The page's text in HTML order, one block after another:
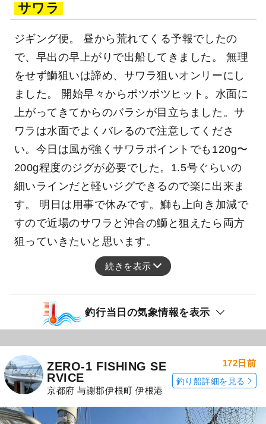
サワラ
ジギング便。 昼から荒れてくる予報でしたの
で、早出の早上がりで出船してきました。 無理
をせず鰤狙いは諦め、サワラ狙いオンリーにし
ました。 開始早々からポツポツヒット。水面に
上がってきてからのバラシが目立ちました。サ
ワラは水面でよくバレるので注意してくださ
い。今日は風が強くサワラポイントでも120g〜
200g程度のジグが必要でした。1.5号ぐらいの
細いラインだと軽いジグできるので楽に出来ま
す。 明日は用事で休みです。鰤も上向き加減で
すので近場のサワラと沖合の鰤と狙えたら両方
狙っていきたいと思います。
続きを表示
釣行当日の気象情報を表示
ZERO-1 FISHING SE
RVICE
京都府 与謝郡伊根町 伊根港
172日前
釣り船詳細を見る